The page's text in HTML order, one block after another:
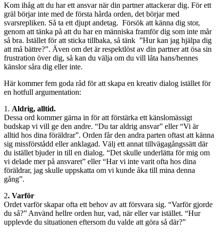
Kom ihåg att du har ett ansvar när din partner attackerar dig. För ett
gräl börjar inte med de första hårda orden, det börjar med
svarsrepliken. Så ta ett djupt andetag. Försök att känna dig stor,
genom att tänka på att du har en människa framför dig som inte mår
så bra. Istället för att sticka tillbaka, så tänk ”Hur kan jag hjälpa dig
att må bättre?”. Även om det är respektlöst av din partner att ösa sin
frustration över dig, så kan du välja om du vill låta hans/hennes
känslor såra dig eller inte.
Här kommer fem goda råd för att skapa en kreativ dialog istället för
en hotfull argumentation:
1. Aldrig, alltid.
Dessa ord kommer gärna in för att förstärka ett känslomässigt
budskap vi vill ge den andre. “Du tar aldrig ansvar” eller “Vi är
alltid hos dina föräldrar”. Orden får den andra parten oftast att känna
sig missförstådd eller anklagad. Välj ett annat tillvägagångssätt där
du istället bjuder in till en dialog. “Det skulle underlätta för mig om
vi delade mer på ansvaret” eller “Har vi inte varit ofta hos dina
föräldrar, jag skulle uppskatta om vi kunde åka till mina denna
gång”.
2. Varför
Ordet varför skapar ofta ett behov av att försvara sig. “Varför gjorde
du så?” Använd hellre orden hur, vad, när eller var istället. “Hur
upplevde du situationen eftersom du valde att göra så där?”